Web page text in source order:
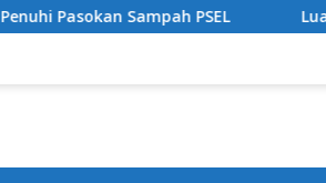
Sampah PSEL Luas